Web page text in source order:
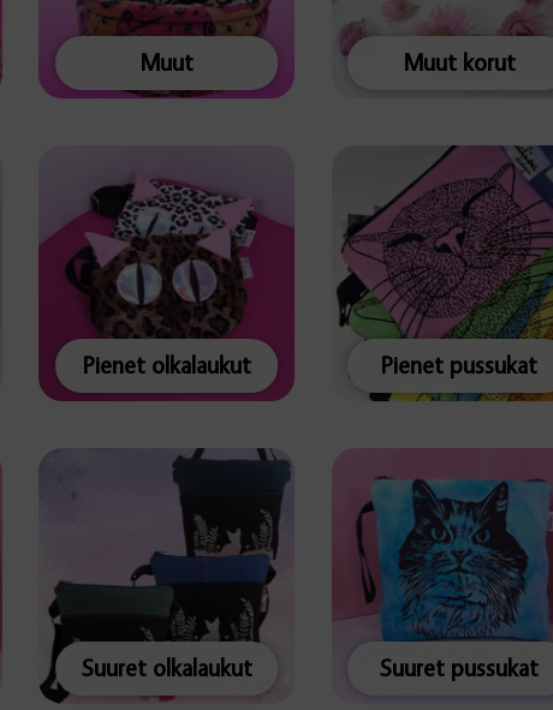
Muut Muut korut
Pienet olkalaukut Pienet pussukat
Suuret olkalaukut Suuret pussukat